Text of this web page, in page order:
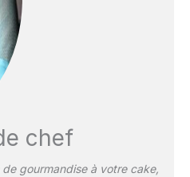
chef
gourmandise à votre cake,